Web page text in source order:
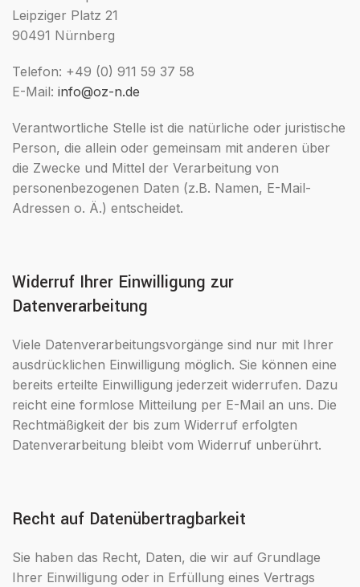
Leipziger Platz 21
90491 Nürnberg
Telefon: +49 (0) 911 59 37 58
E-Mail: info@oz-n.de
Verantwortliche Stelle ist die natürliche oder juristische
Person, die allein oder gemeinsam mit anderen über
die Zwecke und Mittel der Verarbeitung von
personenbezogenen Daten (z.B. Namen, E-Mail-
Adressen o. Ä.) entscheidet.
Widerruf Ihrer Einwilligung zur
Datenverarbeitung
Viele Datenverarbeitungsvorgänge sind nur mit Ihrer
ausdrücklichen Einwilligung möglich. Sie können eine
bereits erteilte Einwilligung jederzeit widerrufen. Dazu
reicht eine formlose Mitteilung per E-Mail an uns. Die
Rechtmäßigkeit der bis zum Widerruf erfolgten
Datenverarbeitung bleibt vom Widerruf unberührt.
Recht auf Datenübertragbarkeit
Sie haben das Recht, Daten, die wir auf Grundlage
Ihrer Einwilligung oder in Erfüllung eines Vertrags